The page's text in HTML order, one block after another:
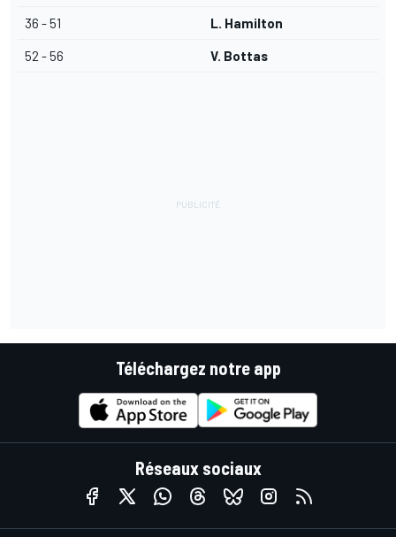
36 - 51 L. Hamilton
52 - 56 V. Bottas
Téléchargez notre app
Réseaux sociaux